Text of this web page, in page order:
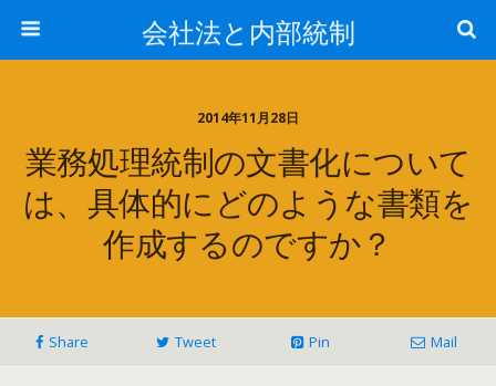
会社法と内部統制
2014年11月28日
業務処理統制の文書化について
は、具体的にどのような書類を
作成するのですか？
Share Tweet Pin Mail